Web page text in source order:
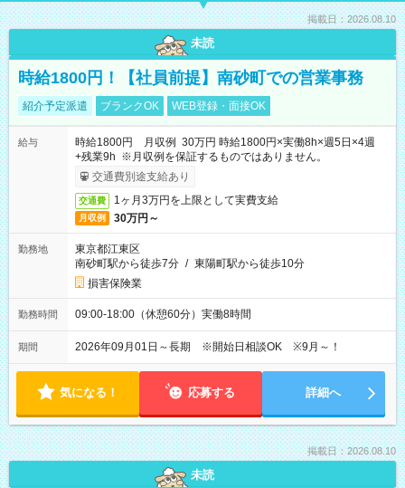
掲載日：2026.08.10
未読
時給1800円！【社員前提】南砂町での営業事務
紹介予定派遣 ブランクOK WEB登録・面接OK
給与
時給1800円 月収例 30万円 時給1800円×実働8h×週5日×4週
+残業9h ※月収例を保証するものではありません。
交通費別途支給あり
交通費 1ヶ月3万円を上限として実費支給
月収例 30万円～
勤務地
東京都江東区
南砂町駅から徒歩7分 / 東陽町駅から徒歩10分
損害保険業
勤務時間 09:00-18:00（休憩60分）実働8時間
期間 2026年09月01日～長期 ※開始日相談OK ※9月～！
気になる！ 応募する 詳細へ
掲載日：2026.08.10
未読